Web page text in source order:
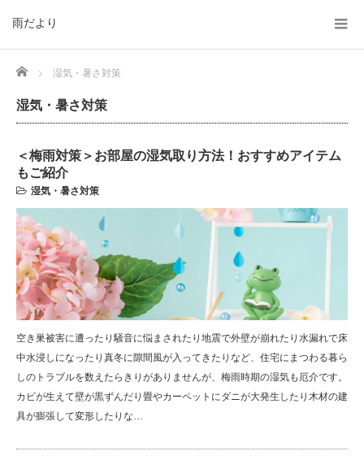
雨だより
Home 湿気・暑さ対策
湿気・暑さ対策
＜梅雨対策＞お部屋の湿気取り方法！おすすめアイテム
もご紹介
湿気・暑さ対策
空き巣被害に遭ったり騒音に悩まされたり地震で外壁が崩れたり水漏れで床
中水浸しになったり真冬に隙間風が入ってきたりなど、住宅にまつわる暮ら
しのトラブルを数えたらきりがありませんが、梅雨時期の湿気も厄介です。
カビが生えて壁が黒ずんだり畳やカーペットにダニが大発生したり木材の建
具が膨張して変形したりな…